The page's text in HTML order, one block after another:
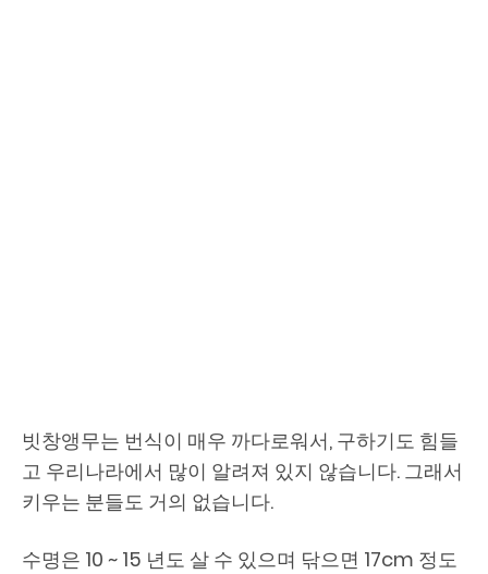
빗창앵무는 번식이 매우 까다로워서, 구하기도 힘들
고 우리나라에서 많이 알려져 있지 않습니다. 그래서
키우는 분들도 거의 없습니다.
수명은 10 ~ 15 년도 살 수 있으며 닦으면 17cm 정도